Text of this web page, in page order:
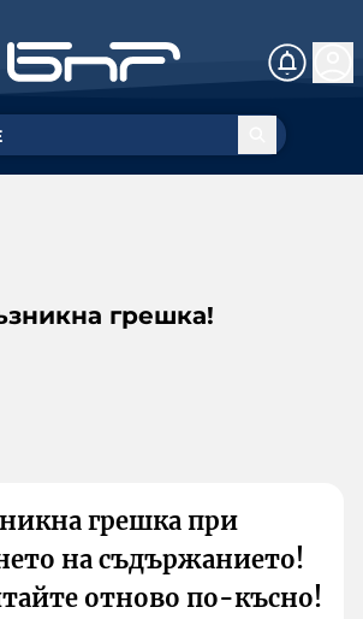
грешка!
грешка при
на съдържанието!
отново по-късно!